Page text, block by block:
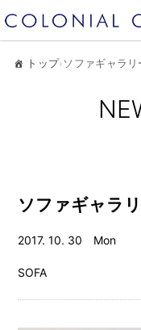
トップ› ソファギャラリ
ソファギャラ
2017. 10. 30 Mon
SOFA